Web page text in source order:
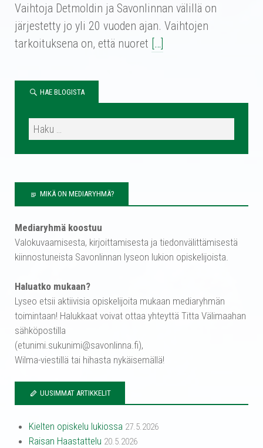
Vaihtoja Detmoldin ja Savonlinnan välillä on
järjestetty jo yli 20 vuoden ajan. Vaihtojen
tarkoituksena on, että nuoret […]
HAE BLOGISTA
MIKÄ ON MEDIARYHMÄ?
Mediaryhmä koostuu
Valokuvaamisesta, kirjoittamisesta ja tiedonvälittämisestä
kiinnostuneista Savonlinnan lyseon lukion opiskelijoista.
Haluatko mukaan?
Lyseo etsii aktiivisia opiskelijoita mukaan mediaryhmän
toimintaan! Halukkaat voivat ottaa yhteyttä Titta Välimaahan
sähköpostilla
(etunimi.sukunimi@savonlinna.fi),
Wilma-viestillä tai hihasta nykäisemällä!
UUSIMMAT ARTIKKELIT
Kielten opiskelu lukiossa 27.5.2026
Raisan Haastattelu 20.5.2026